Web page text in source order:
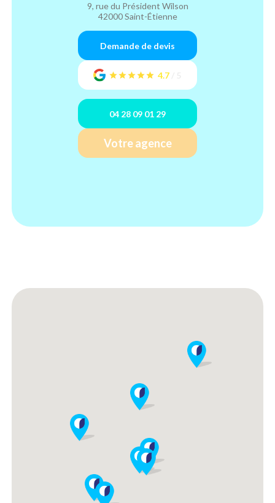
9, rue du Président Wilson
42000 Saint-Étienne
4.7
Demande de devis
04 28 09 01 29
Votre agence